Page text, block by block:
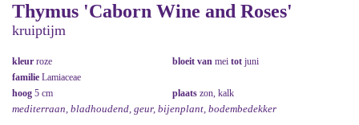
Thymus 'Caborn Wine and Roses'
kruiptijm
kleur roze bloeit van mei tot juni
familie Lamiaceae
hoog 5 cm plaats zon, kalk
mediterraan, bladhoudend, geur, bijenplant, bodembedekker